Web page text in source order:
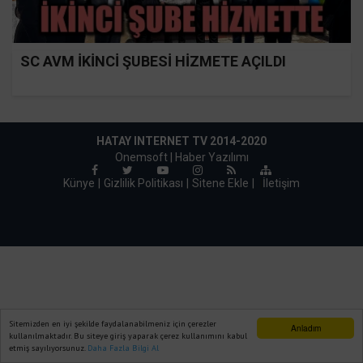
Anladım
Sitemizden en iyi şekilde faydalanabilmeniz için çerezler
kullanılmaktadır. Bu siteye giriş yaparak çerez kullanımını kabul
etmiş sayılıyorsunuz. Daha Fazla Bilgi Al
SC AVM İKİNCİ ŞUBESİ HİZMETE AÇILDI
HATAY INTERNET TV 2014-2020
Onemsoft |
Haber Yazılımı
Künye
Gizlilik Politikası Sitene Ekle İletişim
Ana Sayfa Web TV